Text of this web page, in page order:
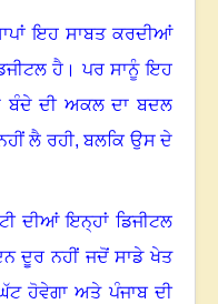
ਇਹ ਸਾਬਤ ਕਰਦੀਆਂ
ਹੈ। ਪਰ ਸਾਨੂੰ ਇਹ
ਬੰਦੇ ਦੀ ਅਕਲ ਦਾ ਬਦਲ
ਲੈ ਰਹੀ,ਬਲਕਿ ਉਸ ਦੇ
ਦੀਆਂ ਇਨ੍ਹਾਂ ਡਿਜੀਟਲ
ਦੂਰ ਨਹੀਂ ਜਦੋਂ ਸਾਡੇ ਖੇਤ
ਹੋਵੇਗਾ ਅਤੇ ਪੰਜਾਬ ਦੀ